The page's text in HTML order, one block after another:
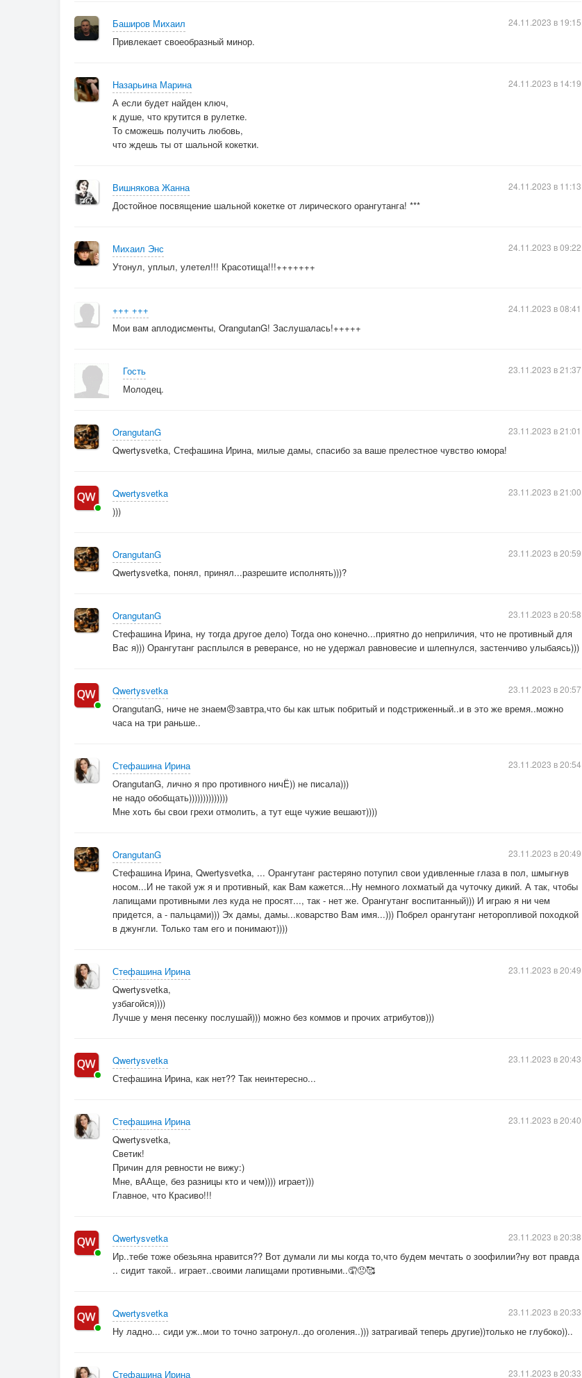
Баширов Михаил
Привлекает своеобразный минор.
24.11.2023 в 19:15
Назарьина Марина
А если будет найден ключ,
к душе, что крутится в рулетке.
То сможешь получить любовь,
что ждешь ты от шальной кокетки.
24.11.2023 в 14:19
Вишнякова Жанна
Достойное посвящение шальной кокетке от лирического орангутанга! ***
24.11.2023 в 11:13
Михаил Энс
Утонул, уплыл, улетел!!! Красотища!!!+++++++
24.11.2023 в 09:22
+++ +++
Мои вам аплодисменты, OrangutanG! Заслушалась!+++++
24.11.2023 в 08:41
Гость
Молодец.
23.11.2023 в 21:37
OrangutanG
Qwertysvetka, Стефашина Ирина, милые дамы, спасибо за ваше прелестное чувство юмора!
23.11.2023 в 21:01
Qwertysvetka
)))
23.11.2023 в 21:00
OrangutanG
Qwertysvetka, понял, принял...разрешите исполнять)))?
23.11.2023 в 20:59
OrangutanG
Стефашина Ирина, ну тогда другое дело) Тогда оно конечно...приятно до неприличия, что не противный для
Вас я))) Орангутанг расплылся в реверансе, но не удержал равновесие и шлепнулся, застенчиво улыбаясь)))
23.11.2023 в 20:58
Qwertysvetka
OrangutanG, ниче не знаем😠завтра,что бы как штык побритый и подстриженный..и в это же время..можно
часа на три раньше..
23.11.2023 в 20:57
Стефашина Ирина
OrangutanG, лично я про противного ничЁ)) не писала)))
не надо обобщать))))))))))))))
Мне хоть бы свои грехи отмолить, а тут еще чужие вешают))))
23.11.2023 в 20:54
OrangutanG
Стефашина Ирина, Qwertysvetka, ... Орангутанг растеряно потупил свои удивленные глаза в пол, шмыгнув
носом...И не такой уж я и противный, как Вам кажется...Ну немного лохматый да чуточку дикий. А так, чтобы
лапищами противными лез куда не просят..., так - нет же. Орангутанг воспитанный))) И играю я ни чем
придется, а - пальцами))) Эх дамы, дамы...коварство Вам имя...))) Побрел орангутанг неторопливой походкой
в джунгли. Только там его и понимают))))
23.11.2023 в 20:49
Стефашина Ирина
Qwertysvetka,
узбагойся))))
Лучше у меня песенку послушай))) можно без коммов и прочих атрибутов)))
23.11.2023 в 20:49
Qwertysvetka
Стефашина Ирина, как нет?? Так неинтересно...
23.11.2023 в 20:43
Стефашина Ирина
Qwertysvetka,
Светик!
Причин для ревности не вижу:)
Мне, вААще, без разницы кто и чем)))) играет)))
Главное, что Красиво!!!
23.11.2023 в 20:40
Qwertysvetka
Ир..тебе тоже обезьяна нравится?? Вот думали ли мы когда то,что будем мечтать о зоофилии?ну вот правда
.. сидит такой.. играет..своими лапищами противными..🤦😠🥰
23.11.2023 в 20:38
Qwertysvetka
Ну ладно... сиди уж..мои то точно затронул..до оголения..))) затрагивай теперь другие))только не глубоко))..
23.11.2023 в 20:33
Стефашина Ирина 23.11.2023 в 20:33